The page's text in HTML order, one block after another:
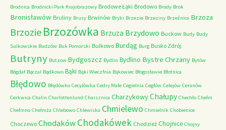
Brodnica Brodnicki Park Krajobrazowy Brodowe Łąki Brodowo Brody Brok
Bronisławów Bruliny Brusy Brwinów Bryki Brzezie Brzeziny Brzeźnica Brzoza
Brzozie Brzozówka Brzuza Brzydowo Buckow Budy Budy
Sulkowskie Budzów Buk Pomorski Bulkowo Burdąg Burg Busko Zdrój
Butryny Butzow Bydgoszcz Bydlin Bydlino Bystre Chrzany Bytów
Bógdał Bączal Bądkowo Bąki Bąki Wieczfnia Bąkowiec Błogosławie Błotnica
Błędowo Błędówko Cecylówka Cedry Małe Cegielnia Cegłów Celejów Ceranów
Cerkwica Chalin Charlottenlund Charsznica CharzykowyChałupy Chechło Chełm
Chełmno Chełmża Chlebowo Chlewiska Chmielewo Chmielnik Chobienice
Choczewo ChodakówChodakówek Chodzież Chojnice Chojny